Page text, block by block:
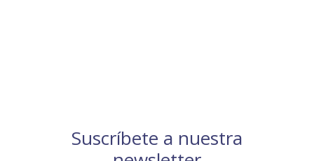
Suscríbete a nuestra